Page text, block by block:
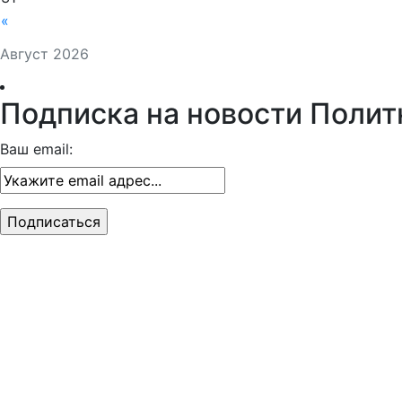
Август 2026
«
Подписка на новости
Ваш email: